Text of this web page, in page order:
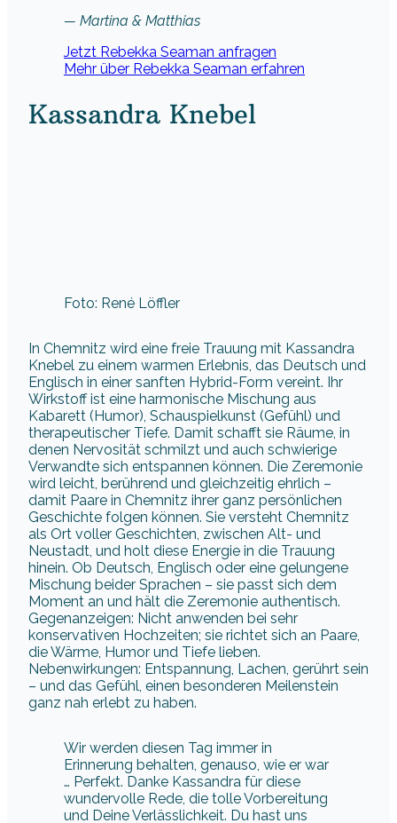
— Martina & Matthias
Jetzt Rebekka Seaman anfragen
Mehr über Rebekka Seaman erfahren
Kassandra Knebel
Foto: René Löffler
In Chemnitz wird eine freie Trauung mit Kassandra
Knebel zu einem warmen Erlebnis, das Deutsch und
Englisch in einer sanften Hybrid-Form vereint. Ihr
Wirkstoff ist eine harmonische Mischung aus
Kabarett (Humor), Schauspielkunst (Gefühl) und
therapeutischer Tiefe. Damit schafft sie Räume, in
denen Nervosität schmilzt und auch schwierige
Verwandte sich entspannen können. Die Zeremonie
wird leicht, berührend und gleichzeitig ehrlich –
damit Paare in Chemnitz ihrer ganz persönlichen
Geschichte folgen können. Sie versteht Chemnitz
als Ort voller Geschichten, zwischen Alt- und
Neustadt, und holt diese Energie in die Trauung
hinein. Ob Deutsch, Englisch oder eine gelungene
Mischung beider Sprachen – sie passt sich dem
Moment an und hält die Zeremonie authentisch.
Gegenanzeigen: Nicht anwenden bei sehr
konservativen Hochzeiten; sie richtet sich an Paare,
die Wärme, Humor und Tiefe lieben.
Nebenwirkungen: Entspannung, Lachen, gerührt sein
– und das Gefühl, einen besonderen Meilenstein
ganz nah erlebt zu haben.
Wir werden diesen Tag immer in
Erinnerung behalten, genauso, wie er war
… Perfekt. Danke Kassandra für diese
wundervolle Rede, die tolle Vorbereitung
und Deine Verlässlichkeit. Du hast uns